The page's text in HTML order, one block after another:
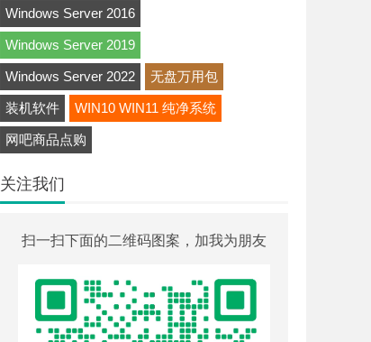
Windows Server 2016
Windows Server 2019
Windows Server 2022 无盘万用包
装机软件 WIN10 WIN11 纯净系统
网吧商品点购
关注我们
扫一扫下面的二维码图案，加我为朋友